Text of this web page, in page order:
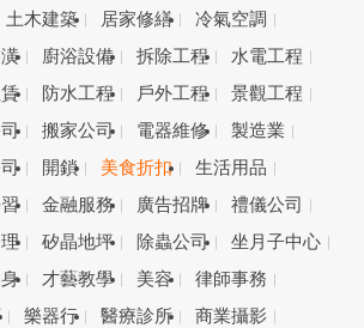
土木建築 居家修繕
冷氣空調
廚浴設備 拆除工程
水電工程
防水工程 戶外工程
景觀工程
搬家公司 電器維修
製造業
開鎖 美食折扣
生活用品
金融服務 廣告招牌
禮儀公司
矽晶地坪 除蟲公司
坐月子中心
才藝教學 美容
律師事務
樂器行 醫療診所
商業攝影